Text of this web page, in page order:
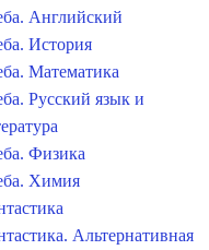
Английский
История
Математика
Русский язык и
Физика
Химия
Альтернативная